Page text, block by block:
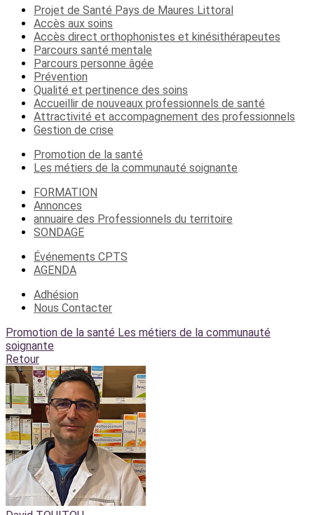
Projet de Santé Pays de Maures Littoral
Accès aux soins
Accès direct orthophonistes et kinésithérapeutes
Parcours santé mentale
Parcours personne âgée
Prévention
Qualité et pertinence des soins
Accueillir de nouveaux professionnels de santé
Attractivité et accompagnement des professionnels
Gestion de crise
Promotion de la santé
Les métiers de la communauté soignante
FORMATION
Annonces
annuaire des Professionnels du territoire
SONDAGE
Événements CPTS
AGENDA
Adhésion
Nous Contacter
Promotion de la santé Les métiers de la communauté
soignante
Retour